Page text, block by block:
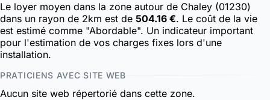
Le loyer moyen dans la zone autour de Chaley (01230)
dans un rayon de 2km est de 504.16 €. Le coût de la vie
est estimé comme "Abordable". Un indicateur important
pour l'estimation de vos charges fixes lors d'une
installation.
PRATICIENS AVEC SITE WEB
Aucun site web répertorié dans cette zone.